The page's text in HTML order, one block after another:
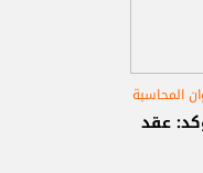
المحاسبة
عقد